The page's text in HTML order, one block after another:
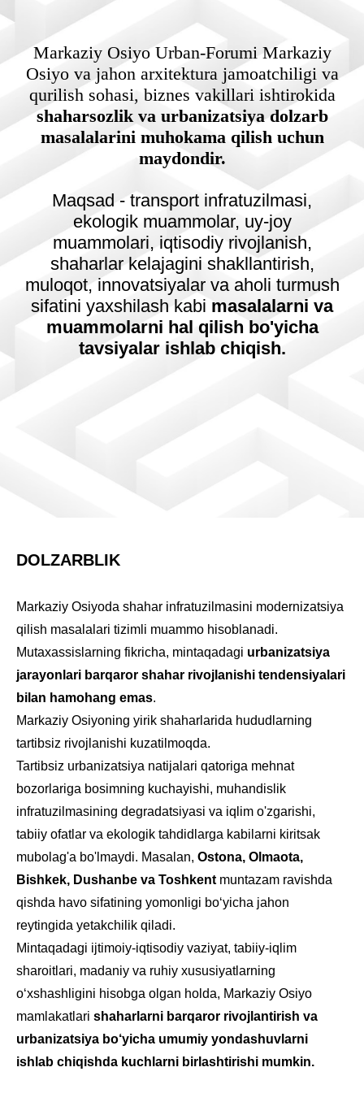
Markaziy Osiyo Urban-Forumi Markaziy
Osiyo va jahon arxitektura jamoatchiligi va
qurilish sohasi, biznes vakillari ishtirokida
shaharsozlik va urbanizatsiya dolzarb
masalalarini muhokama qilish uchun
maydondir.
Maqsad - transport infratuzilmasi,
ekologik muammolar, uy-joy
muammolari, iqtisodiy rivojlanish,
shaharlar kelajagini shakllantirish,
muloqot, innovatsiyalar va aholi turmush
sifatini yaxshilash kabi masalalarni va
muammolarni hal qilish bo'yicha
tavsiyalar ishlab chiqish.
DOLZARBLIK
Markaziy Osiyoda shahar infratuzilmasini modernizatsiya
qilish masalalari tizimli muammo hisoblanadi.
Mutaxassislarning fikricha, mintaqadagi urbanizatsiya
jarayonlari barqaror shahar rivojlanishi tendensiyalari
bilan hamohang emas.
Markaziy Osiyoning yirik shaharlarida hududlarning
tartibsiz rivojlanishi kuzatilmoqda.
Tartibsiz urbanizatsiya natijalari qatoriga mehnat
bozorlariga bosimning kuchayishi, muhandislik
infratuzilmasining degradatsiyasi va iqlim o'zgarishi,
tabiiy ofatlar va ekologik tahdidlarga kabilarni kiritsak
mubolag'a bo'lmaydi. Masalan, Ostona, Olmaota,
Bishkek, Dushanbe va Toshkent muntazam ravishda
qishda havo sifatining yomonligi bo‘yicha jahon
reytingida yetakchilik qiladi.
Mintaqadagi ijtimoiy-iqtisodiy vaziyat, tabiiy-iqlim
sharoitlari, madaniy va ruhiy xususiyatlarning
o‘xshashligini hisobga olgan holda, Markaziy Osiyo
mamlakatlari shaharlarni barqaror rivojlantirish va
urbanizatsiya bo‘yicha umumiy yondashuvlarni
ishlab chiqishda kuchlarni birlashtirishi mumkin.